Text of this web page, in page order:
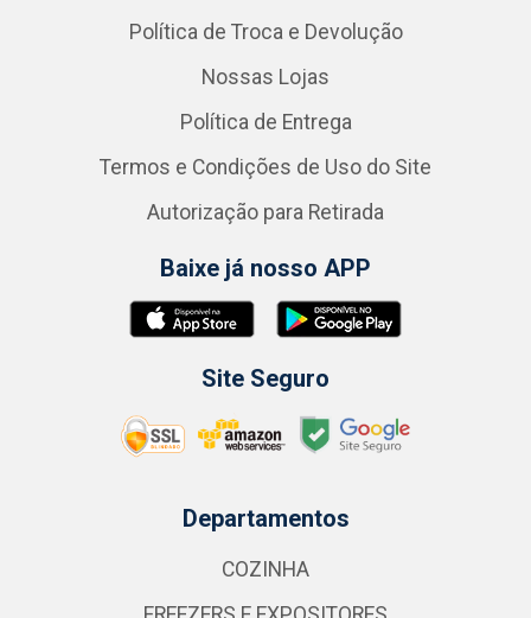
Política de Troca e Devolução
Nossas Lojas
Política de Entrega
Termos e Condições de Uso do Site
Autorização para Retirada
Baixe já nosso APP
Site Seguro
Departamentos
COZINHA